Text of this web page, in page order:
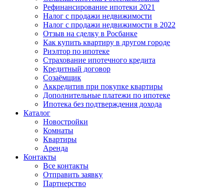
Рефинансирование ипотеки 2021
Налог с продажи недвижимости
Налог с продажи недвижимости в 2022
Отзыв на сделку в Росбанке
Как купить квартиру в другом городе
Риэлтор по ипотеке
Страхование ипотечного кредита
Кредитный договор
Созаёмщик
Аккредитив при покупке квартиры
Дополнительные платежи по ипотеке
Ипотека без подтверждения дохода
Каталог
Новостройки
Комнаты
Квартиры
Аренда
Контакты
Все контакты
Отправить заявку
Партнерство